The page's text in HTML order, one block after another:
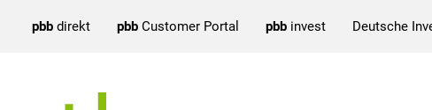
pbb direkt pbb Customer Portal pbb invest Deutsche